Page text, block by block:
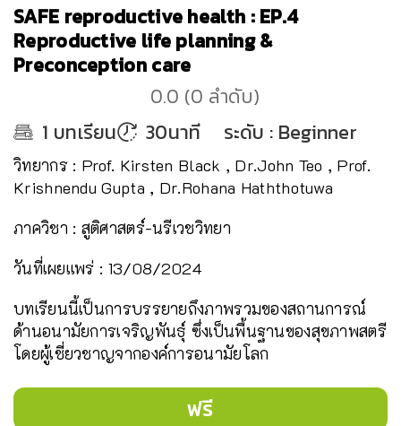
SAFE reproductive health : EP.4
Reproductive life planning &
Preconception care
0.0 (0 ลำดับ)
1 บทเรียน 30นาที ระดับ : Beginner
วิทยากร : Prof. Kirsten Black , Dr.John Teo , Prof.
Krishnendu Gupta , Dr.Rohana Haththotuwa
ภาควิชา : สูติศาสตร์-นรีเวชวิทยา
วันที่เผยแพร่ : 13/08/2024
บทเรียนนี้เป็นการบรรยายถึงภาพรวมของสถานการณ์
ด้านอนามัยการเจริญพันธุ์ ซึ่งเป็นพื้นฐานของสุขภาพสตรี
โดยผู้เชี่ยวชาญจากองค์การอนามัยโลก
ฟรี